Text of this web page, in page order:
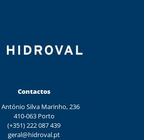
Contactos
António Silva Marinho, 236
410-063 Porto
(+351) 222 087 439
geral@hidroval.pt